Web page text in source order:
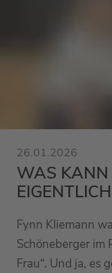
26.01.2026
WAS KANN
Fynn Kliemann
Schöneberger im
Frau“. Und ja, es